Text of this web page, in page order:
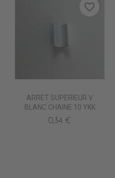
ARRET SUPERIEUR V
BLANC CHAINE 10 YKK
0,34 €
favorite_border